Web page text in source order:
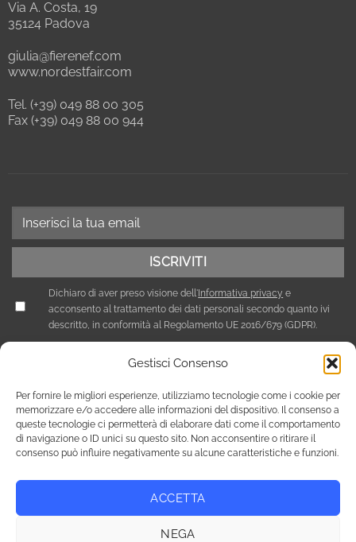
Gestisci Consenso
Per fornire le migliori esperienze, utilizziamo tecnologie come i cookie per
memorizzare e/o accedere alle informazioni del dispositivo. Il consenso a
queste tecnologie ci permetterà di elaborare dati come il comportamento
di navigazione o ID unici su questo sito. Non acconsentire o ritirare il
consenso può influire negativamente su alcune caratteristiche e funzioni.
ACCETTA
NEGA
Via A. Costa, 19
35124 Padova
giulia@fierenef.com
www.nordestfair.com
Tel. (+39) 049 88 00 305
Fax (+39) 049 88 00 944
Dichiaro di aver preso visione dell' Informativa privacy e
acconsento al trattamento dei dati personali secondo quanto ivi
descritto, in conformità al Regolamento UE 2016/679 (GDPR).
Privacy Policy Cookie Policy (UE)